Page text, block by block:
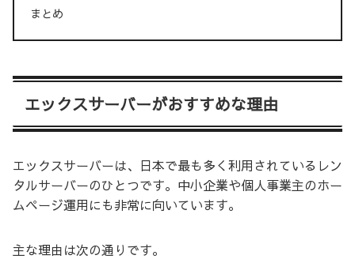
まとめ
エックスサーバーがおすすめな理由
エックスサーバーは、日本で最も多く利用されているレン
タルサーバーのひとつです。中小企業や個人事業主のホー
ムページ運用にも非常に向いています。
主な理由は次の通りです。